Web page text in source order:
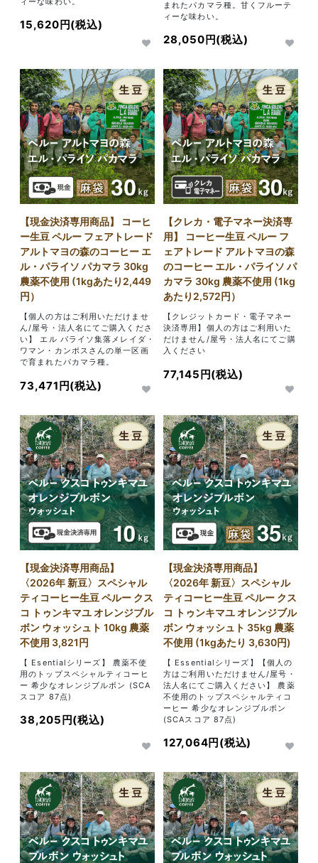
15,620円(税込)
まれたパカマラ種。甘くフルーテ
ィーな味わい。
28,050円(税込)
【現金決済専用商品】 コーヒ
ー生豆 ペルー フェアトレード
アルトマヨの森のコーヒー エ
ル・パライソ パカマラ 30kg
農薬不使用 (1kgあたり2,449
円）
【個人の方はご利用いただけませ
ん/屋号・法人名にてご購入くださ
い】 エル パライソ集落メレイダ・
ワマン・カンポスさんの単一区画
で育まれたパカマラ種。
73,471円(税込)
【クレカ・電子マネー決済専
用】 コーヒー生豆 ペルー フ
ェアトレード アルトマヨの森
のコーヒー エル・パライソ パ
カマラ 30kg 農薬不使用 (1kg
あたり2,572円）
【クレジットカード・電子マネー
決済専用】個人の方はご利用いた
だけません/屋号・法人名にてご購
入ください
77,145円(税込)
【現金決済専用商品】
〈2026年 新豆〉スペシャル
ティコーヒー生豆 ペルー クス
コ トゥンキマユ オレンジブル
ボン ウォッシュト 10kg 農薬
不使用 3,821円
【 Esentialシリーズ】 農薬不使
用のトップスペシャルティコーヒ
ー 希少なオレンジブルボン (SCA
スコア 87点)
38,205円(税込)
【現金決済専用商品】
〈2026年 新豆〉スペシャル
ティコーヒー生豆 ペルー クス
コ トゥンキマユ オレンジブル
ボン ウォッシュト 35kg 農薬
不使用 (1kgあたり 3,630円)
【 Essentialシリーズ】【個人の
方はご利用いただけません/屋号・
法人名にてご購入ください】 農薬
不使用のトップスペシャルティコ
ーヒー 希少なオレンジブルボン
(SCAスコア 87点)
127,064円(税込)